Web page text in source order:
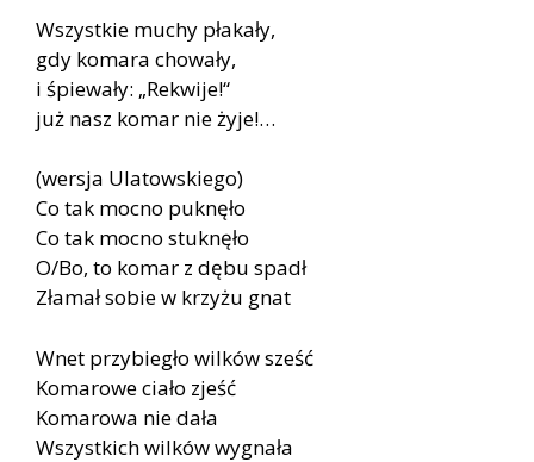
Wszystkie muchy płakały,
gdy komara chowały,
i śpiewały: „Rekwije!“
już nasz komar nie żyje!…
(wersja Ulatowskiego)
Co tak mocno puknęło
Co tak mocno stuknęło
O/Bo, to komar z dębu spadł
Złamał sobie w krzyżu gnat
Wnet przybiegło wilków sześć
Komarowe ciało zjeść
Komarowa nie dała
Wszystkich wilków wygnała